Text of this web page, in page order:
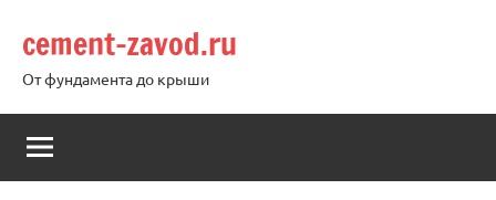
содержимому
cement-zavod.ru
От фундамента до крыши